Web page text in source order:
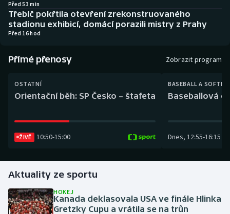
Biatlon
Boby a skeleton
Box
Curling
Florbal
Golf
Gymnastika
Aplikace ČT sport
AZ kvíz
Před 53 min
Třebíč pokřtila otevření zrekonstruovaného
stadionu exhibicí, domácí porazili mistry z Prahy
Před 16 hod
Přímé přenosy Zobrazit program
OSTATNÍ
Orientační běh: SP Česko – štafeta
ŽIVĚ 10:50-15:00
BASEBALL A
Baseballová
Dnes, 12:55-16:15
Aktuality ze sportu
HOKEJ
Kanada deklasovala USA ve finále Hlinka
Gretzky Cupu a vrátila se na trůn